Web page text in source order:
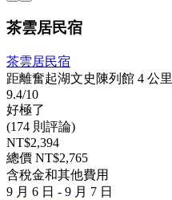
茶雲居民宿
茶雲居民宿
距離奮起湖文史陳列館 4 公里
9.4/10
好極了
(174 則評論)
NT$2,394
總價 NT$2,765
含稅金和其他費用
9 月 6 日 - 9 月 7 日